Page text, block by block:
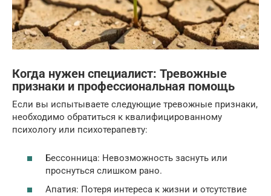
Когда нужен специалист: Тревожные
признаки и профессиональная помощь
Если вы испытываете следующие тревожные признаки,
необходимо обратиться к квалифицированному
психологу или психотерапевту:
Бессонница: Невозможность заснуть или
проснуться слишком рано.
Апатия: Потеря интереса к жизни и отсутствие